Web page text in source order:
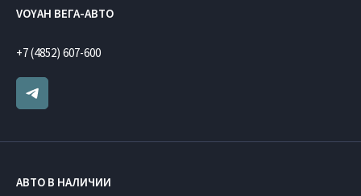
VOYAH ВЕГА-АВТО
+7 (4852) 607-600
АВТО В НАЛИЧИИ